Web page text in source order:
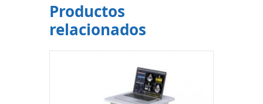
Productos
relacionados